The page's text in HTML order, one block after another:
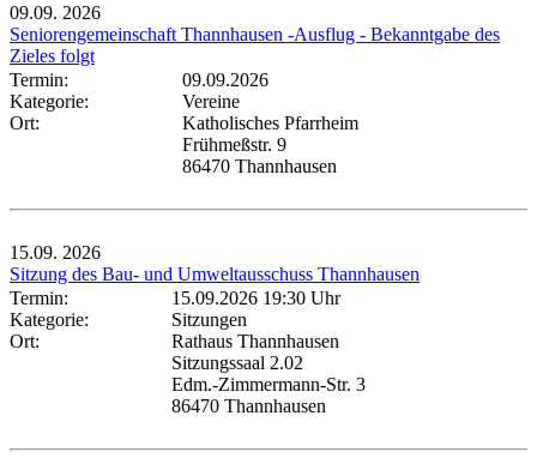
09.09. 2026
Seniorengemeinschaft Thannhausen -Ausflug - Bekanntgabe des
Zieles folgt
Termin:
09.09.2026
Kategorie:
Vereine
Ort:
Katholisches Pfarrheim
Frühmeßstr. 9
86470 Thannhausen
15.09. 2026
Sitzung des Bau- und Umweltausschuss Thannhausen
Termin:
15.09.2026 19:30 Uhr
Kategorie:
Sitzungen
Ort:
Rathaus Thannhausen
Sitzungssaal 2.02
Edm.-Zimmermann-Str. 3
86470 Thannhausen